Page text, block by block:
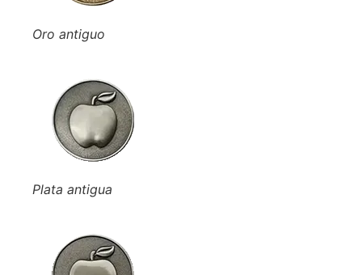
Oro antiguo
Plata antigua